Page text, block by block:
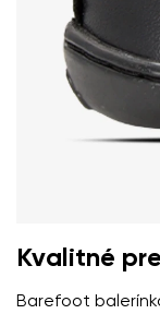
Kvalitné
Barefoot